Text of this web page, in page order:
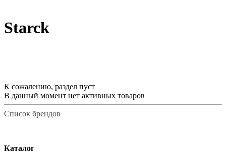
Starck
К сожалению, раздел пуст
В данный момент нет активных товаров
Список брендов
Каталог